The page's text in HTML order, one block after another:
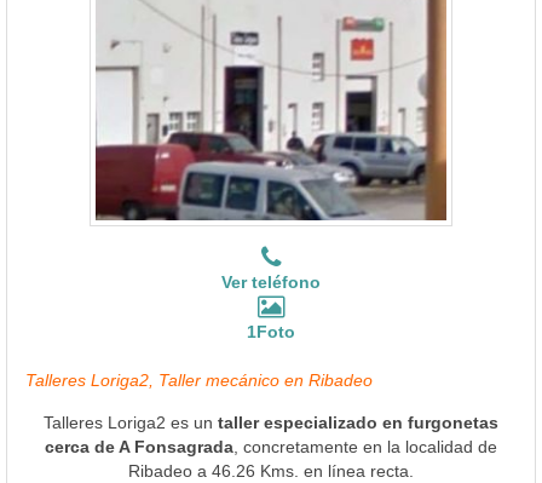
Ver teléfono
1Foto
Talleres Loriga2, Taller mecánico en Ribadeo
Talleres Loriga2 es un taller especializado en furgonetas
cerca de A Fonsagrada , concretamente en la localidad de
Ribadeo a 46.26 Kms. en línea recta.